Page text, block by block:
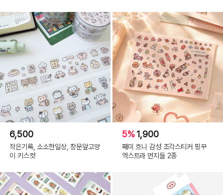
6,500
작은기록, 소소한일상, 창문앞고양
이 키스컷
5%1,900
째미 흐니 감성 조각스티커 핑꾸
엑스트라 먼지들 2종